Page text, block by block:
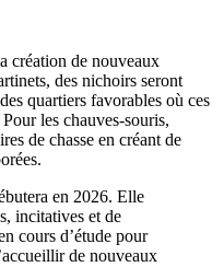
création de nouveaux
des nichoirs seront
quartiers favorables où ces
les chauves-souris,
de chasse en créant de
en 2026. Elle
incitatives et de
cours d’étude pour
de nouveaux